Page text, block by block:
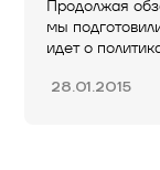
Продолжая
мы
идет о
28.01.2015